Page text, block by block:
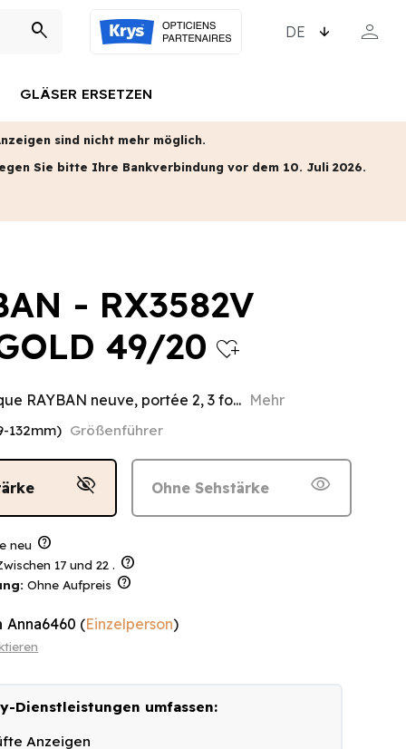
search person
GLÄSER ERSETZEN
sind nicht mehr möglich.
Sie bitte Ihre Bankverbindung vor dem 10. Juli 2026.
- RX3582V
49/20 heart_plus
RAYBAN neuve, portée 2, 3 fo... Mehr
132mm) Größenführer
visibility_off Ohne Sehstärke visibility
neu help
17 und 22 . help
Ohne Aufpreis help
Anna6460 (Einzelperson)
Dienstleistungen umfassen:
Anzeigen